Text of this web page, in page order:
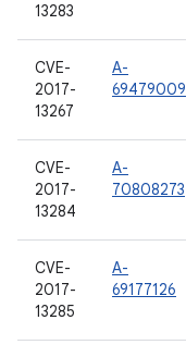
13283
CVE-
2017-
13267
A-
69479009
CVE-
2017-
13284
A-
70808273
CVE-
2017-
13285
A-
69177126